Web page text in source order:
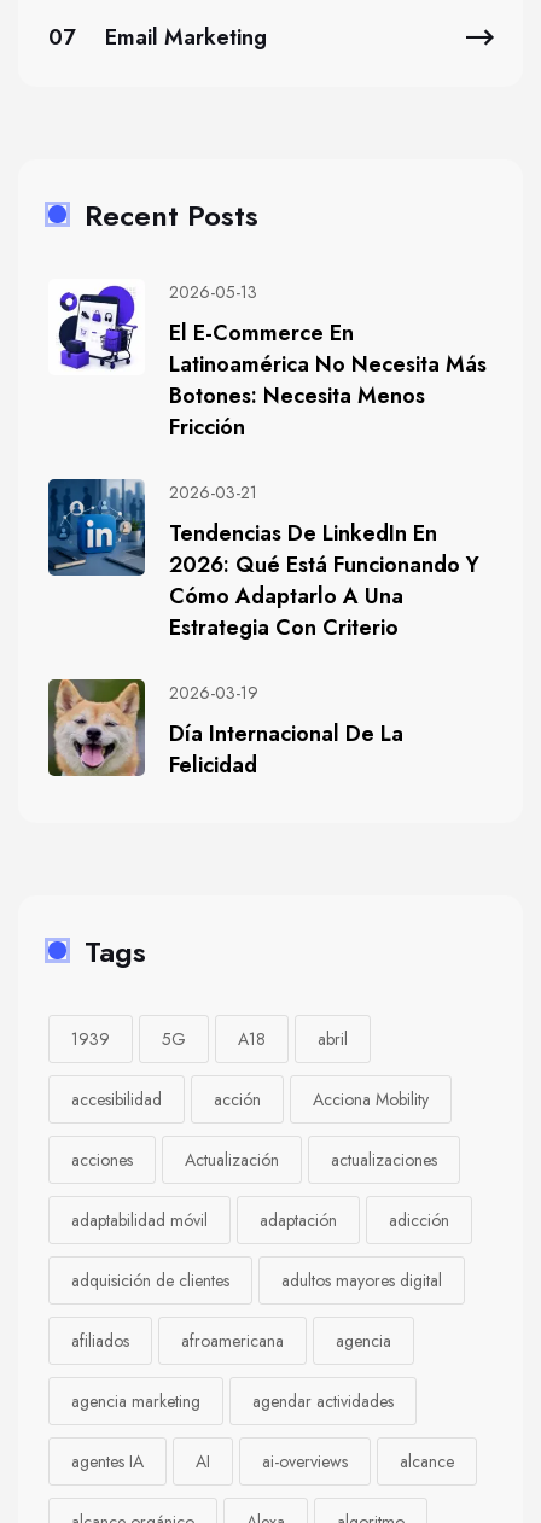
07
Email Marketing
Recent Posts
2026-05-13
El E-Commerce En
Latinoamérica No Necesita Más
Botones: Necesita Menos
Fricción
2026-03-21
Tendencias De LinkedIn En
2026: Qué Está Funcionando Y
Cómo Adaptarlo A Una
Estrategia Con Criterio
2026-03-19
Día Internacional De La
Felicidad
Tags
1939 5G A18 abril
accesibilidad acción Acciona Mobility
acciones Actualización actualizaciones
adaptabilidad móvil adaptación adicción
adquisición de clientes adultos mayores digital
afiliados afroamericana agencia
agencia marketing agendar actividades
agentes IA AI ai-overviews alcance